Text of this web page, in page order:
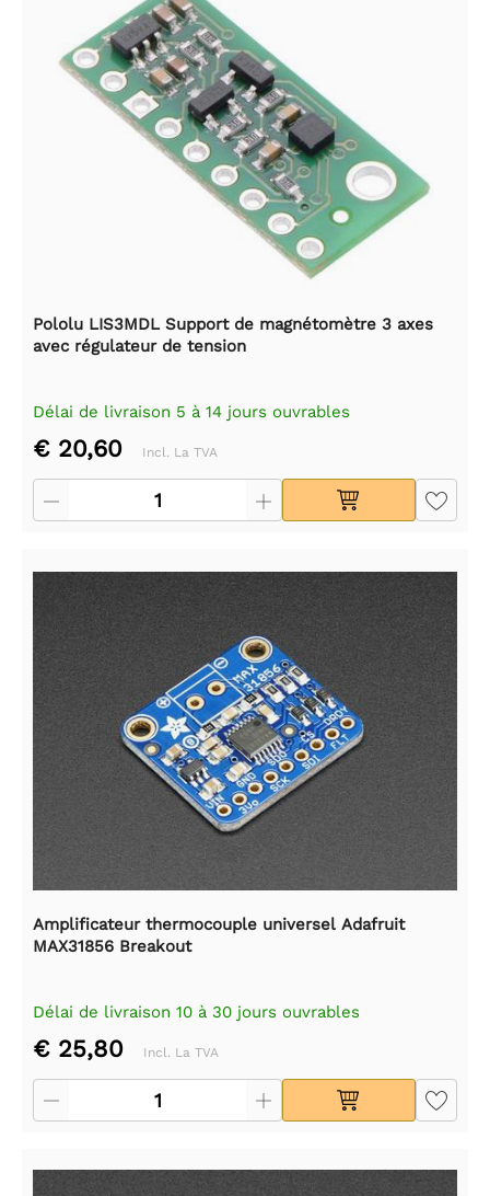
Pololu LIS3MDL Support de magnétomètre 3 axes
avec régulateur de tension
Délai de livraison 5 à 14 jours ouvrables
€ 20,60 Incl. La TVA
Amplificateur thermocouple universel Adafruit
MAX31856 Breakout
Délai de livraison 10 à 30 jours ouvrables
€ 25,80 Incl. La TVA